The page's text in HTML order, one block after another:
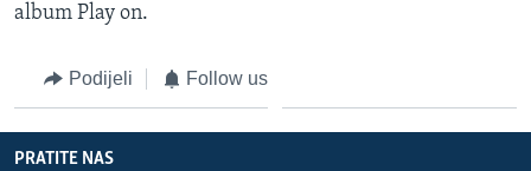
album Play on.
Podijeli Follow us
PRATITE NAS